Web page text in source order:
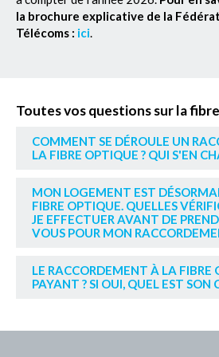
la brochure explicative de la
Télécoms : ici.
Toutes vos questions sur la
COMMENT SE DÉROULE UN
LA FIBRE OPTIQUE ? QUI S'EN
MON LOGEMENT EST
FIBRE OPTIQUE. QUELLES
JE EFFECTUER AVANT DE
VOUS POUR MON
LE RACCORDEMENT À LA FIBRE
PAYANT ? SI OUI, QUEL EST SON